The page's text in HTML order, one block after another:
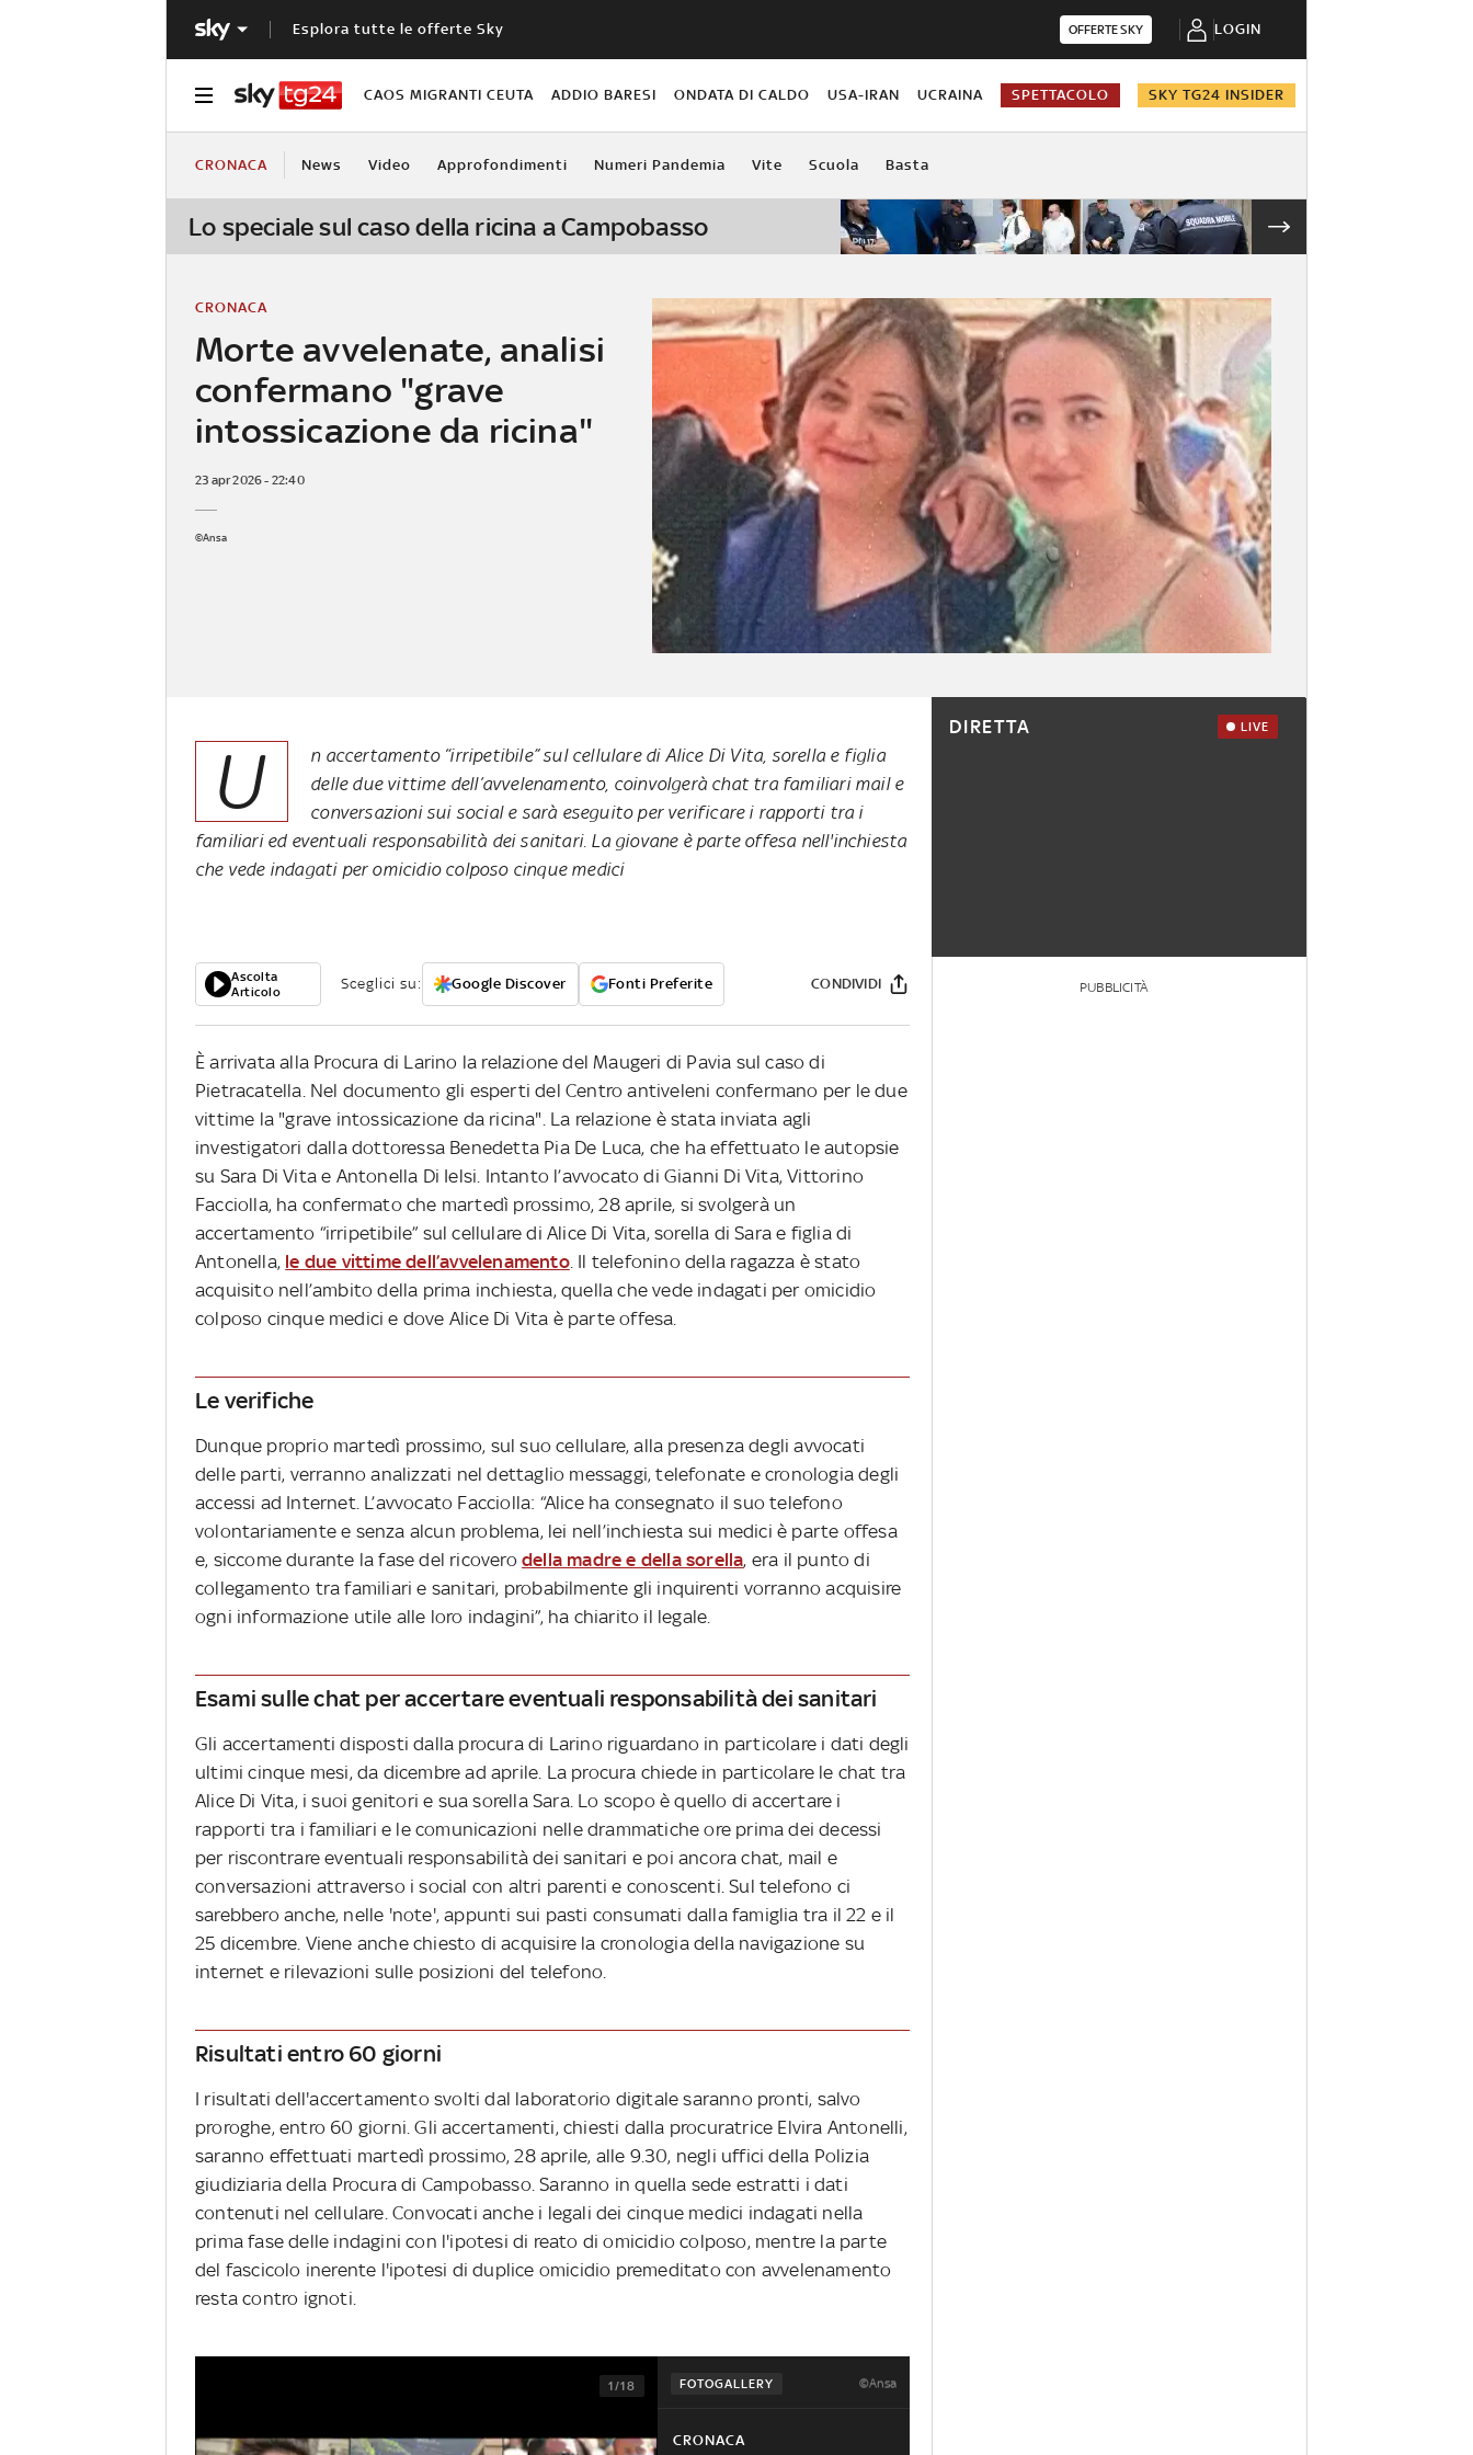
Esplora tutte le offerte Sky OFFERTE SKY LOGIN
CAOS MIGRANTI CEUTA ADDIO BARESI ONDATA DI CALDO USA-IRAN UCRAINA SPETTACOLO SKY TG24 INSIDER
CRONACA News Video Approfondimenti Numeri Pandemia Vite Scuola Basta
Lo speciale sul caso della ricina a Campobasso
Morte avvelenate, analisi
confermano "grave
intossicazione da ricina"
CRONACA
23 apr 2026 - 22:40
©Ansa
U
n accertamento “irripetibile” sul cellulare di Alice Di Vita, sorella e figlia
delle due vittime dell’avvelenamento, coinvolgerà chat tra familiari mail e
conversazioni sui social e sarà eseguito per verificare i rapporti tra i
familiari ed eventuali responsabilità dei sanitari. La giovane è parte offesa nell'inchiesta
che vede indagati per omicidio colposo cinque medici
Ascolta
Articolo
Sceglici su: Google Discover Fonti Preferite CONDIVIDI
È arrivata alla Procura di Larino la relazione del Maugeri di Pavia sul caso di
Pietracatella. Nel documento gli esperti del Centro antiveleni confermano per le due
vittime la "grave intossicazione da ricina". La relazione è stata inviata agli
investigatori dalla dottoressa Benedetta Pia De Luca, che ha effettuato le autopsie
su Sara Di Vita e Antonella Di Ielsi. Intanto l’avvocato di Gianni Di Vita, Vittorino
Facciolla, ha confermato che martedì prossimo, 28 aprile, si svolgerà un
accertamento “irripetibile” sul cellulare di Alice Di Vita, sorella di Sara e figlia di
Antonella, le due vittime dell’avvelenamento. Il telefonino della ragazza è stato
acquisito nell’ambito della prima inchiesta, quella che vede indagati per omicidio
colposo cinque medici e dove Alice Di Vita è parte offesa.
Le verifiche
Dunque proprio martedì prossimo, sul suo cellulare, alla presenza degli avvocati
delle parti, verranno analizzati nel dettaglio messaggi, telefonate e cronologia degli
accessi ad Internet. L’avvocato Facciolla: “Alice ha consegnato il suo telefono
volontariamente e senza alcun problema, lei nell’inchiesta sui medici è parte offesa
e, siccome durante la fase del ricovero della madre e della sorella, era il punto di
collegamento tra familiari e sanitari, probabilmente gli inquirenti vorranno acquisire
ogni informazione utile alle loro indagini”, ha chiarito il legale.
Esami sulle chat per accertare eventuali responsabilità dei sanitari
Gli accertamenti disposti dalla procura di Larino riguardano in particolare i dati degli
ultimi cinque mesi, da dicembre ad aprile. La procura chiede in particolare le chat tra
Alice Di Vita, i suoi genitori e sua sorella Sara. Lo scopo è quello di accertare i
rapporti tra i familiari e le comunicazioni nelle drammatiche ore prima dei decessi
per riscontrare eventuali responsabilità dei sanitari e poi ancora chat, mail e
conversazioni attraverso i social con altri parenti e conoscenti. Sul telefono ci
sarebbero anche, nelle 'note', appunti sui pasti consumati dalla famiglia tra il 22 e il
25 dicembre. Viene anche chiesto di acquisire la cronologia della navigazione su
internet e rilevazioni sulle posizioni del telefono.
Risultati entro 60 giorni
I risultati dell'accertamento svolti dal laboratorio digitale saranno pronti, salvo
proroghe, entro 60 giorni. Gli accertamenti, chiesti dalla procuratrice Elvira Antonelli,
saranno effettuati martedì prossimo, 28 aprile, alle 9.30, negli uffici della Polizia
giudiziaria della Procura di Campobasso. Saranno in quella sede estratti i dati
contenuti nel cellulare. Convocati anche i legali dei cinque medici indagati nella
prima fase delle indagini con l'ipotesi di reato di omicidio colposo, mentre la parte
del fascicolo inerente l'ipotesi di duplice omicidio premeditato con avvelenamento
resta contro ignoti.
FOTOGALLERY ©Ansa
1/18
CRONACA
DIRETTA LIVE
PUBBLICITÀ